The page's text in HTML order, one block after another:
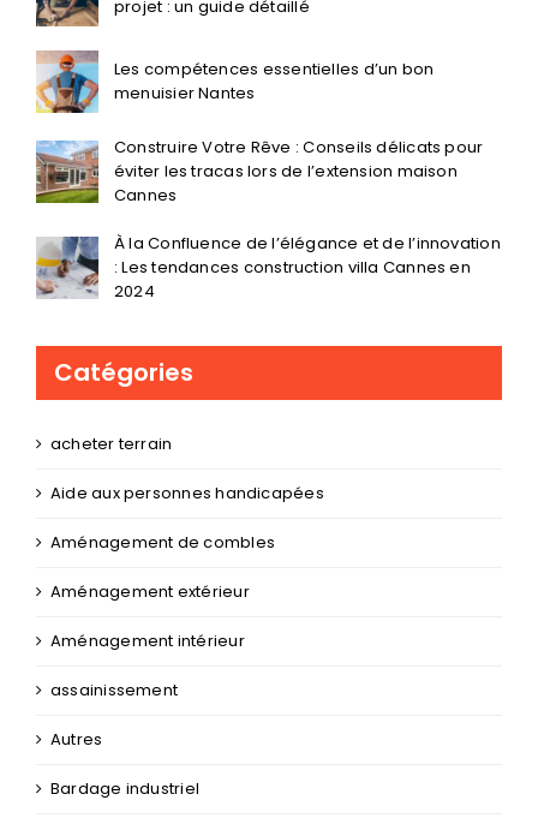
projet : un guide détaillé
Les compétences essentielles d’un bon
menuisier Nantes
Construire Votre Rêve : Conseils délicats pour
éviter les tracas lors de l’extension maison
Cannes
À la Confluence de l’élégance et de l’innovation
: Les tendances construction villa Cannes en
2024
Catégories
acheter terrain
Aide aux personnes handicapées
Aménagement de combles
Aménagement extérieur
Aménagement intérieur
assainissement
Autres
Bardage industriel